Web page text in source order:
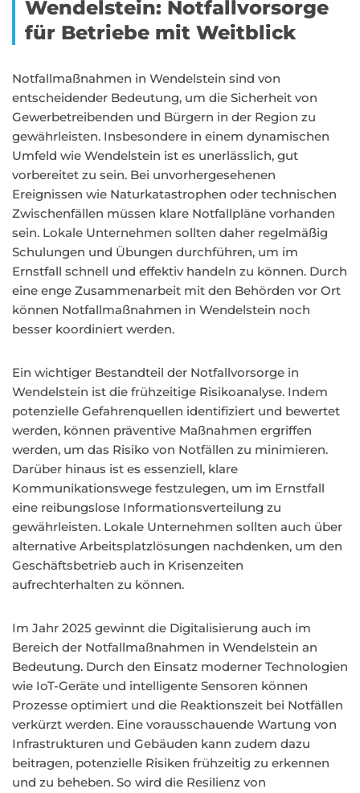
Wendelstein: Notfallvorsorge
für Betriebe mit Weitblick
Notfallmaßnahmen in Wendelstein sind von
entscheidender Bedeutung, um die Sicherheit von
Gewerbetreibenden und Bürgern in der Region zu
gewährleisten. Insbesondere in einem dynamischen
Umfeld wie Wendelstein ist es unerlässlich, gut
vorbereitet zu sein. Bei unvorhergesehenen
Ereignissen wie Naturkatastrophen oder technischen
Zwischenfällen müssen klare Notfallpläne vorhanden
sein. Lokale Unternehmen sollten daher regelmäßig
Schulungen und Übungen durchführen, um im
Ernstfall schnell und effektiv handeln zu können. Durch
eine enge Zusammenarbeit mit den Behörden vor Ort
können Notfallmaßnahmen in Wendelstein noch
besser koordiniert werden.
Ein wichtiger Bestandteil der Notfallvorsorge in
Wendelstein ist die frühzeitige Risikoanalyse. Indem
potenzielle Gefahrenquellen identifiziert und bewertet
werden, können präventive Maßnahmen ergriffen
werden, um das Risiko von Notfällen zu minimieren.
Darüber hinaus ist es essenziell, klare
Kommunikationswege festzulegen, um im Ernstfall
eine reibungslose Informationsverteilung zu
gewährleisten. Lokale Unternehmen sollten auch über
alternative Arbeitsplatzlösungen nachdenken, um den
Geschäftsbetrieb auch in Krisenzeiten
aufrechterhalten zu können.
Im Jahr 2025 gewinnt die Digitalisierung auch im
Bereich der Notfallmaßnahmen in Wendelstein an
Bedeutung. Durch den Einsatz moderner Technologien
wie IoT-Geräte und intelligente Sensoren können
Prozesse optimiert und die Reaktionszeit bei Notfällen
verkürzt werden. Eine vorausschauende Wartung von
Infrastrukturen und Gebäuden kann zudem dazu
beitragen, potenzielle Risiken frühzeitig zu erkennen
und zu beheben. So wird die Resilienz von